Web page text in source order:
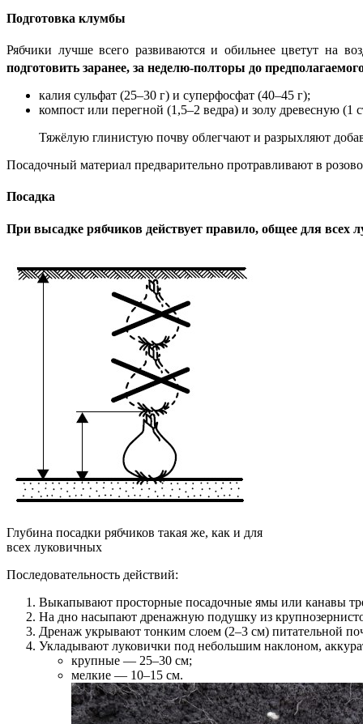
Подготовка клумбы
Рябчики лучше всего развиваются и обильнее цветут на
подготовить заранее, за неделю-полторы до
калия сульфат (25–30 г) и суперфосфат (40–45 г);
компост или перегной (1,5–2 ведра) и золу древесную (1
Тяжёлую глинистую почву облегчают и разрыхляют
Посадочный материал предварительно протравливают в
Посадка
При высадке рябчиков действует правило, общее для
Глубина посадки рябчиков такая же, как и для
всех луковичных
Последовательность действий:
Выкапывают просторные посадочные ямы или канавы
На дно насыпают дренажную подушку из
Дренаж укрывают тонким слоем (2–3 см) питательной
Укладывают луковички под небольшим наклоном,
крупные — 25–30 см;
мелкие — 10–15 см.